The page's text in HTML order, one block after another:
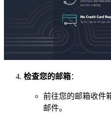
检查您的邮箱：
前往您的邮箱收件
邮件。